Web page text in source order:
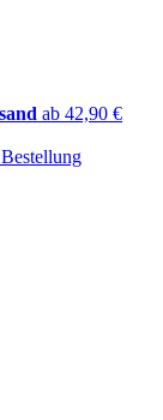
ab 42,90 €